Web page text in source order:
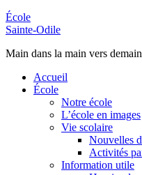
École
Sainte-Odile
Main dans la main vers demain
Accueil
École
Notre école
L’école en images
Vie scolaire
Nouvelles
Activités
Information utile